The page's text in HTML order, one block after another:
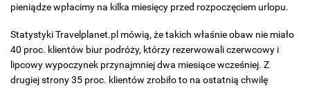
pieniądze wpłacimy na kilka miesięcy przed rozpoczęciem urlopu.
Statystyki Travelplanet.pl mówią, że takich właśnie obaw nie miało
40 proc. klientów biur podróży, którzy rezerwowali czerwcowy i
lipcowy wypoczynek przynajmniej dwa miesiące wcześniej. Z
drugiej strony 35 proc. klientów zrobiło to na ostatnią chwilę